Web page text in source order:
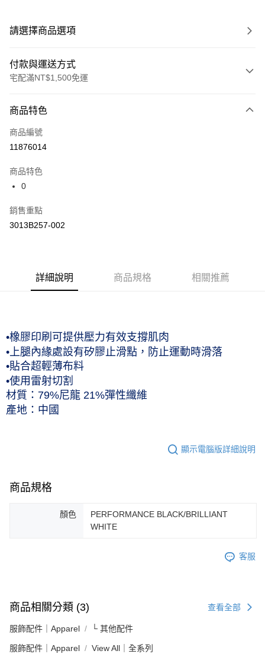
請選擇商品選項
付款與運送方式
宅配滿NT$1,500免運
信用卡一次付款
運送方式
黑貓宅急便 (僅限台灣本島，離島恕不配送) 預計2-3個工作天到貨
每筆NT$120，滿NT$1,500(含以上)免運費
商品特色
商品編號
11876014
商品特色
0
銷售重點
3013B257-002
詳細說明 商品規格 相關推薦
•橡膠印刷可提供壓力有效支撐肌肉
•上腿內緣處設有矽膠止滑點，防止運動時滑落
•貼合超輕薄布料
•使用雷射切割
材質：79%尼龍 21%彈性纖維
產地：中國
顯示電腦版詳細說明
商品規格
顏色
PERFORMANCE BLACK/BRILLIANT
WHITE
客服
商品相關分類 (3) 查看全部
服飾配件｜Apparel └ 其他配件
服飾配件｜Apparel View All｜全系列